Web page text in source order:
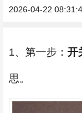
2026-04-22
1、第一步： 开
思。